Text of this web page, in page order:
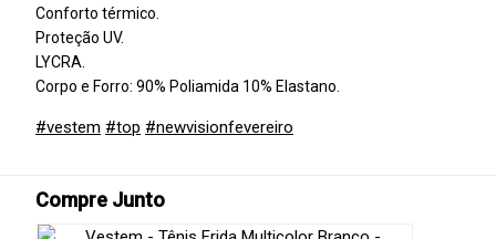
Conforto térmico.
Proteção UV.
LYCRA.
Corpo e Forro: 90% Poliamida 10% Elastano.
#vestem #top #newvisionfevereiro
Compre Junto